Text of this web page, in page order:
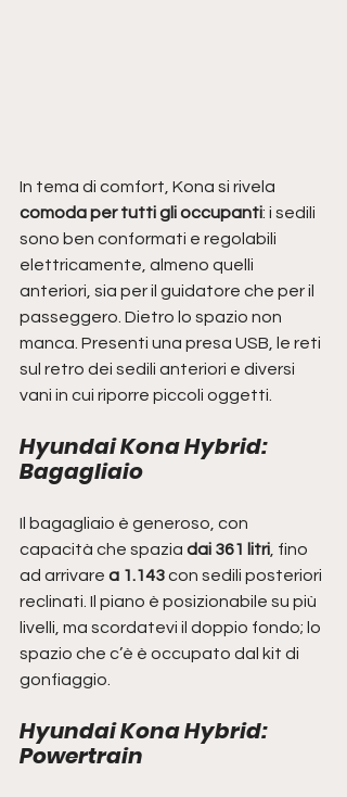
In tema di comfort, Kona si rivela
comoda per tutti gli occupanti: i sedili
sono ben conformati e regolabili
elettricamente, almeno quelli
anteriori, sia per il guidatore che per il
passeggero. Dietro lo spazio non
manca. Presenti una presa USB, le reti
sul retro dei sedili anteriori e diversi
vani in cui riporre piccoli oggetti.
Hyundai Kona Hybrid:
Bagagliaio
Il bagagliaio è generoso, con
capacità che spazia dai 361 litri, fino
ad arrivare a 1.143 con sedili posteriori
reclinati. Il piano è posizionabile su più
livelli, ma scordatevi il doppio fondo; lo
spazio che c’è è occupato dal kit di
gonfiaggio.
Hyundai Kona Hybrid:
Powertrain